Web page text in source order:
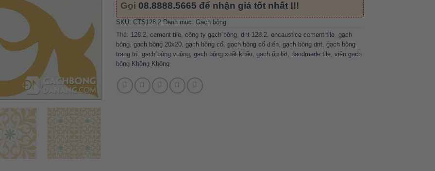
Gọi 08.8888.5665 để nhận giá tốt nhất !!!
SKU: CTS128.2 Danh mục: Gạch bông
Thẻ: 128.2, cement tile, công ty gạch bông, dnt 128.2, encaustice cement tile, gạch
bông, gạch bông 20x20, gạch bông cổ, gạch bông cổ điển, gạch bông dnt, gạch bông
trang trí, gạch bông vuông, gạch bông xuất khẩu, gạch ốp lát, handmade tile, viên gạch
bông Không Không